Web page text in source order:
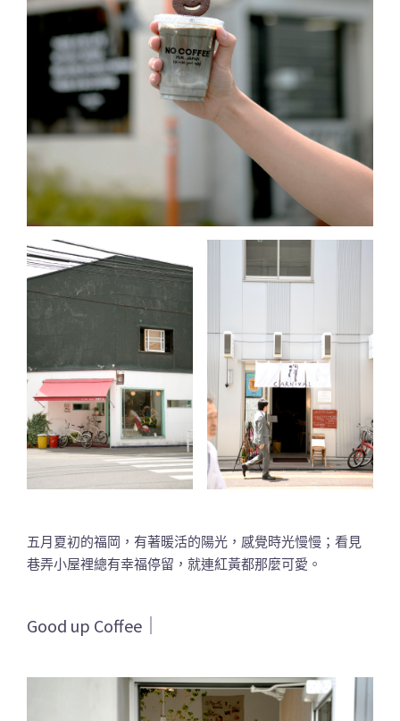
五月夏初的福岡，有著暖活的陽光，感覺時光慢慢；看見
巷弄小屋裡總有幸福停留，就連紅黃都那麼可愛。
Good up Coffee｜